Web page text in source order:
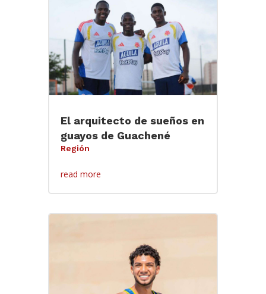
El arquitecto de sueños en
guayos de Guachené
Región
read more